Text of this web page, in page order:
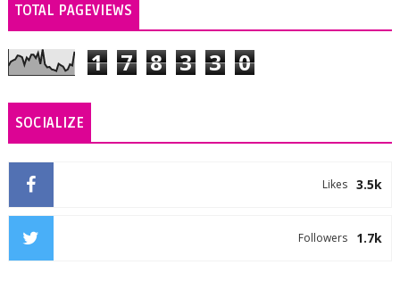
TOTAL PAGEVIEWS
1 7 8 3 3 0
SOCIALIZE
3.5k
Likes
1.7k
Followers